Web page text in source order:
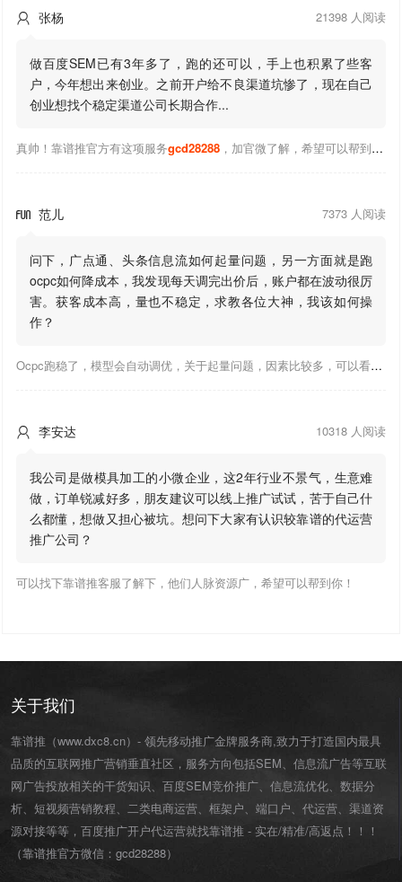
 张杨 21398 人阅读
做百度SEM已有3年多了，跑的还可以，手上也积累了些客
户，今年想出来创业。之前开户给不良渠道坑惨了，现在自己
创业想找个稳定渠道公司长期合作...
真帅！靠谱推官方有这项服务gcd28288，加官微了解，希望可以帮到你！
 范儿 7373 人阅读
问下，广点通、头条信息流如何起量问题，另一方面就是跑
ocpc如何降成本，我发现每天调完出价后，账户都在波动很厉
害。获客成本高，量也不稳定，求教各位大神，我该如何操
作？
Ocpc跑稳了，模型会自动调优，关于起量问题，因素比较多，可以看下靠谱推大神出的干货文章，都是经验总结，应该可以找到对应解决。
 李安达 10318 人阅读
我公司是做模具加工的小微企业，这2年行业不景气，生意难
做，订单锐减好多，朋友建议可以线上推广试试，苦于自己什
么都懂，想做又担心被坑。想问下大家有认识较靠谱的代运营
推广公司？
可以找下靠谱推客服了解下，他们人脉资源广，希望可以帮到你！
关于我们
靠谱推（www.dxc8.cn）- 领先移动推广金牌服务商,致力于打造国内最具
品质的互联网推广营销垂直社区，服务方向包括SEM、信息流广告等互联
网广告投放相关的干货知识、百度SEM竞价推广、信息流优化、数据分
析、短视频营销教程、二类电商运营、 框架户、 端口户、 代运营、渠道资
源对接等等，百度推广开户代运营就找靠谱推 - 实在/精准/高返点！！！
（靠谱推官方微信： gcd28288）